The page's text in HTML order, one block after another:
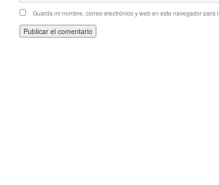
Guarda mi nombre, correo electrónico y web en este navegador para